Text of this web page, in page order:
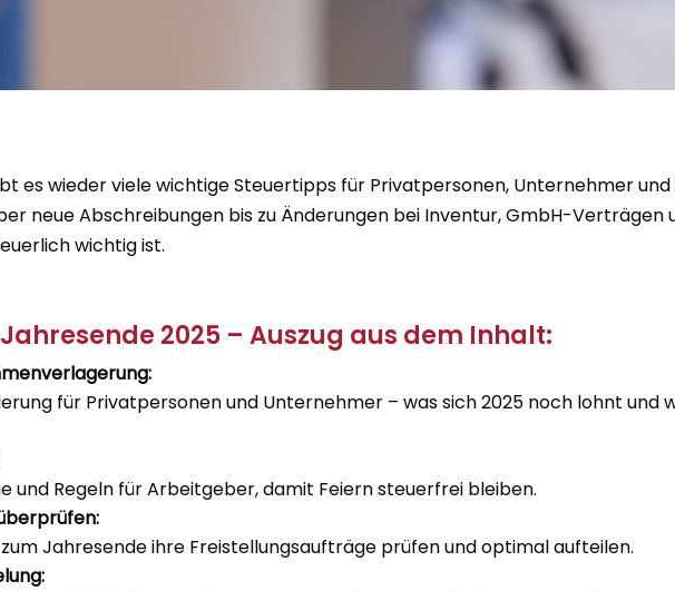
es wieder viele wichtige Steuertipps für Privatpersonen, Unternehmer
neue Abschreibungen bis zu Änderungen bei Inventur, GmbH-Verträgen
wichtig ist.
2025 – Auszug aus dem Inhalt:
für Privatpersonen und Unternehmer – was sich 2025 noch lohnt und
und Regeln für Arbeitgeber, damit Feiern steuerfrei bleiben.
Jahresende ihre Freistellungsaufträge prüfen und optimal aufteilen.